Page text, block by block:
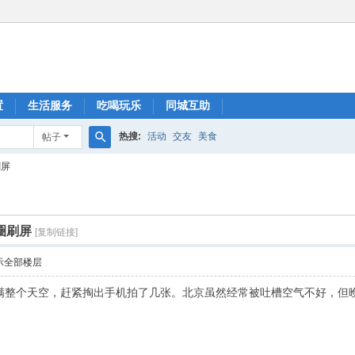
生活服务 吃喝玩乐 同城互助
帖子 热搜: 活动 交友 美食
刷屏 [复制链接]
全部楼层
个天空，赶紧掏出手机拍了几张。北京虽然经常被吐槽空气不好，但